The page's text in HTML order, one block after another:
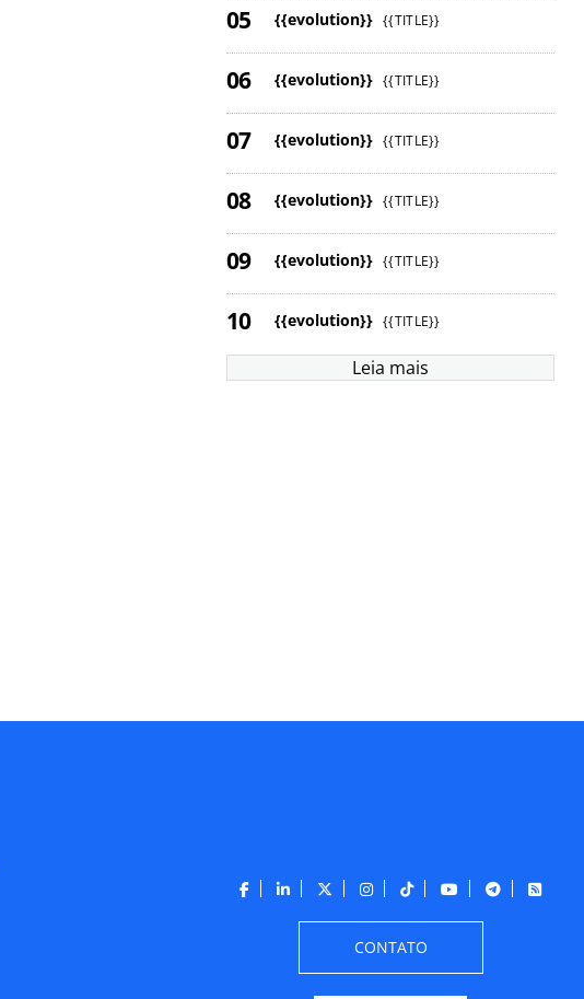
{{evolution}} {{TITLE}}
{{evolution}} {{TITLE}}
{{evolution}} {{TITLE}}
{{evolution}} {{TITLE}}
{{evolution}} {{TITLE}}
{{evolution}} {{TITLE}}
Leia mais
CONTATO